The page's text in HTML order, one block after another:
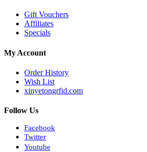
Gift Vouchers
Affiliates
Specials
My Account
Order History
Wish List
xinyetongrfid.com
Follow Us
Facebook
Twitter
Youtube